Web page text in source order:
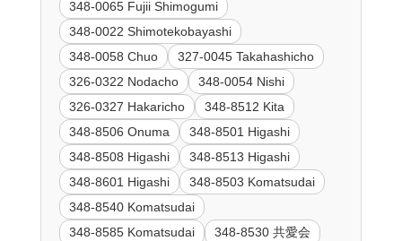
348-0065 Fujii Shimogumi
348-0022 Shimotekobayashi
348-0058 Chuo
327-0045 Takahashicho
326-0322 Nodacho
348-0054 Nishi
326-0327 Hakaricho
348-8512 Kita
348-8506 Onuma
348-8501 Higashi
348-8508 Higashi
348-8513 Higashi
348-8601 Higashi
348-8503 Komatsudai
348-8540 Komatsudai
348-8585 Komatsudai
348-8530 共愛会